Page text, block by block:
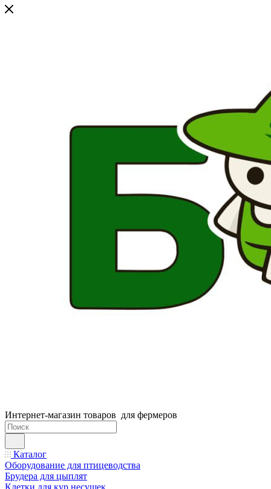
Интернет-магазин товаров для фермеров
Каталог
Оборудование для птицеводства
Брудера для цыплят
Клетки для кур несушек